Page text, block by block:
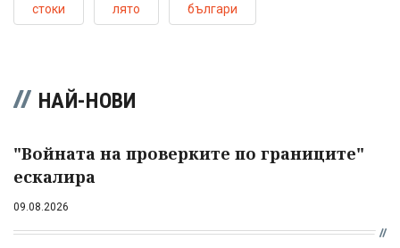
стоки лято българи
НАЙ-НОВИ
"Войната на проверките по границите"
ескалира
09.08.2026